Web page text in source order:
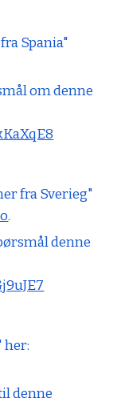
Spania"
om denne
fra Sverieg"
.
denne
her:
denne